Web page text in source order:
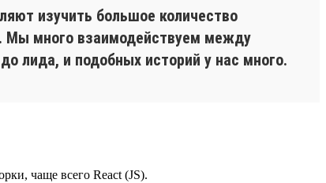
изучить большое количество
Мы много взаимодействуем между
лида, и подобных историй у нас много.
чаще всего React (JS).